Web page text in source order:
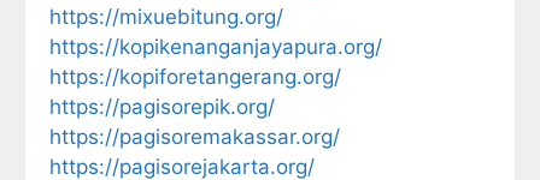
https://mixuebitung.org/
https://kopikenanganjayapura.org/
https://kopiforetangerang.org/
https://pagisorepik.org/
https://pagisoremakassar.org/
https://pagisorejakarta.org/